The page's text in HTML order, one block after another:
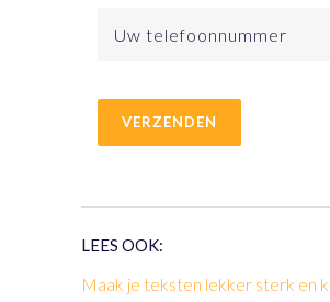
LEES OOK:
Maak je teksten lekker sterk en